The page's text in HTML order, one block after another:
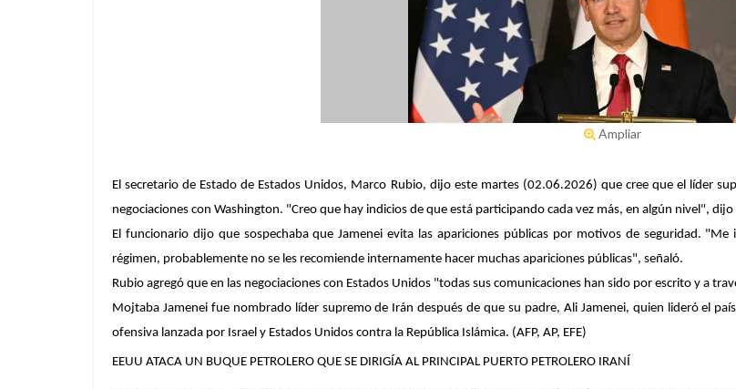
Ampliar
El secretario de Estado de Estados Unidos, Marco Rubio, dijo este martes (02.06.2026) que cree que el líder
negociaciones con Washington. "Creo que hay indicios de que está participando cada vez más, en algún nivel",
El funcionario dijo que sospechaba que Jamenei evita las apariciones públicas por motivos de seguridad.
régimen, probablemente no se les recomiende internamente hacer muchas apariciones públicas", señaló.
Rubio agregó que en las negociaciones con Estados Unidos "todas sus comunicaciones han sido por escrito y a
Mojtaba Jamenei fue nombrado líder supremo de Irán después de que su padre, Ali Jamenei, quien lideró el
ofensiva lanzada por Israel y Estados Unidos contra la República Islámica. (AFP, AP, EFE)
EEUU ATACA UN BUQUE PETROLERO QUE SE DIRIGÍA AL PRINCIPAL PUERTO PETROLERO IRANÍ